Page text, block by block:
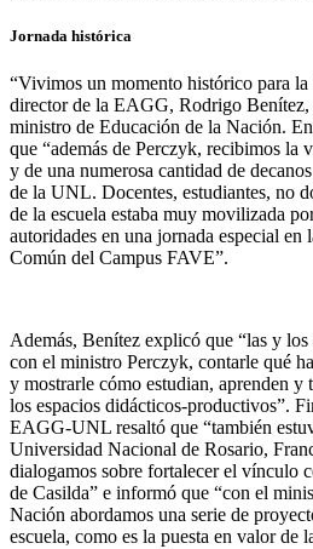
Jornada histórica
“Vivimos un momento histórico para la
director de la EAGG, Rodrigo Benítez,
ministro de Educación de la Nación.
que “además de Perczyk, recibimos la
y de una numerosa cantidad de
de la UNL. Docentes, estudiantes, no
de la escuela estaba muy movilizada
autoridades en una jornada especial
Común del Campus FAVE”.
Además, Benítez explicó que “las y
con el ministro Perczyk, contarle qué
y mostrarle cómo estudian, aprenden y
los espacios didácticos-productivos”.
EAGG-UNL resaltó que “también
Universidad Nacional de Rosario,
dialogamos sobre fortalecer el vínculo
de Casilda” e informó que “con el
Nación abordamos una serie de
escuela, como es la puesta en valor de